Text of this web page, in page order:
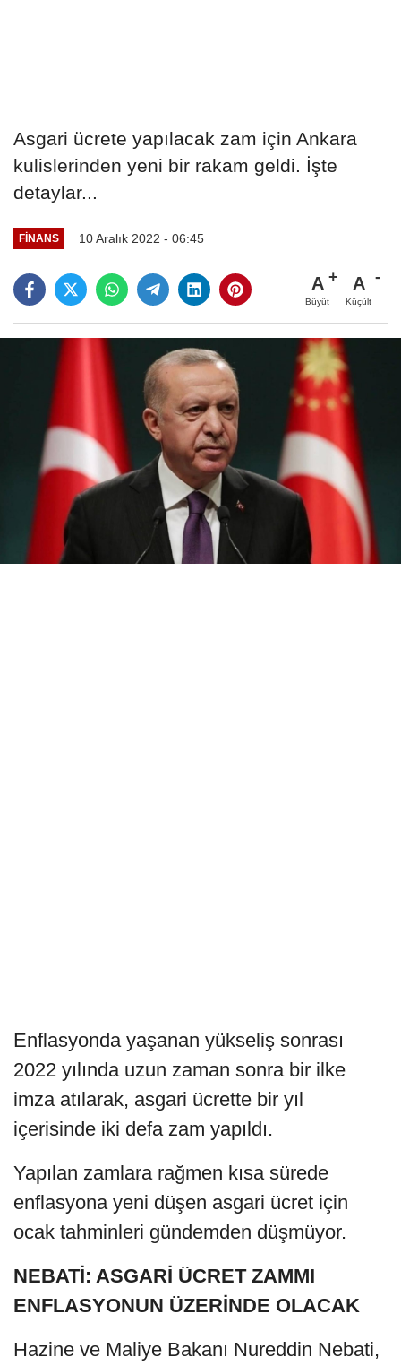
Asgari ücrete yapılacak zam için Ankara
kulislerinden yeni bir rakam geldi. İşte
detaylar...
FINANS 10 Aralık 2022 - 06:45
A
Büyüt
A
Küçült
Enflasyonda yaşanan yükseliş sonrası
2022 yılında uzun zaman sonra bir ilke
imza atılarak, asgari ücrette bir yıl
içerisinde iki defa zam yapıldı.
Yapılan zamlara rağmen kısa sürede
enflasyona yeni düşen asgari ücret için
ocak tahminleri gündemden düşmüyor.
NEBATİ: ASGARİ ÜCRET ZAMMI
ENFLASYONUN ÜZERİNDE OLACAK
Hazine ve Maliye Bakanı Nureddin Nebati,